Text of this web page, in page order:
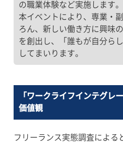
の職業体験など実施します。
本イベントにより、専業・
ろん、新しい働き方に興味
を創出し、「誰もが自分ら
してまいります。
「ワークライフインテグレ
価値観
フリーランス実態調査による